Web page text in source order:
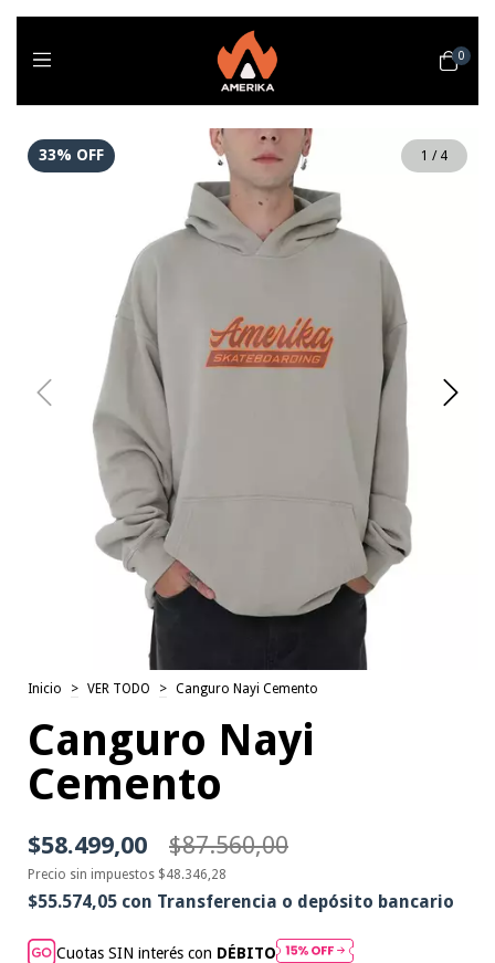
0
33% OFF 1 / 4
Inicio > VER TODO > Canguro Nayi Cemento
Canguro Nayi
Cemento
$58.499,00 $87.560,00
Precio sin impuestos $48.346,28
$55.574,05 con Transferencia o depósito bancario
Cuotas SIN interés con DÉBITO